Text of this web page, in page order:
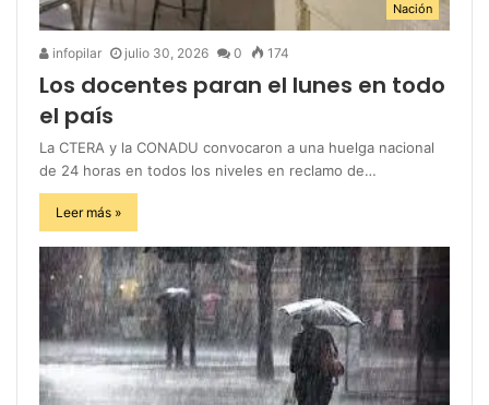
Nación
infopilar julio 30, 2026 0 174
Los docentes paran el lunes en todo
el país
La CTERA y la CONADU convocaron a una huelga nacional
de 24 horas en todos los niveles en reclamo de…
Leer más »